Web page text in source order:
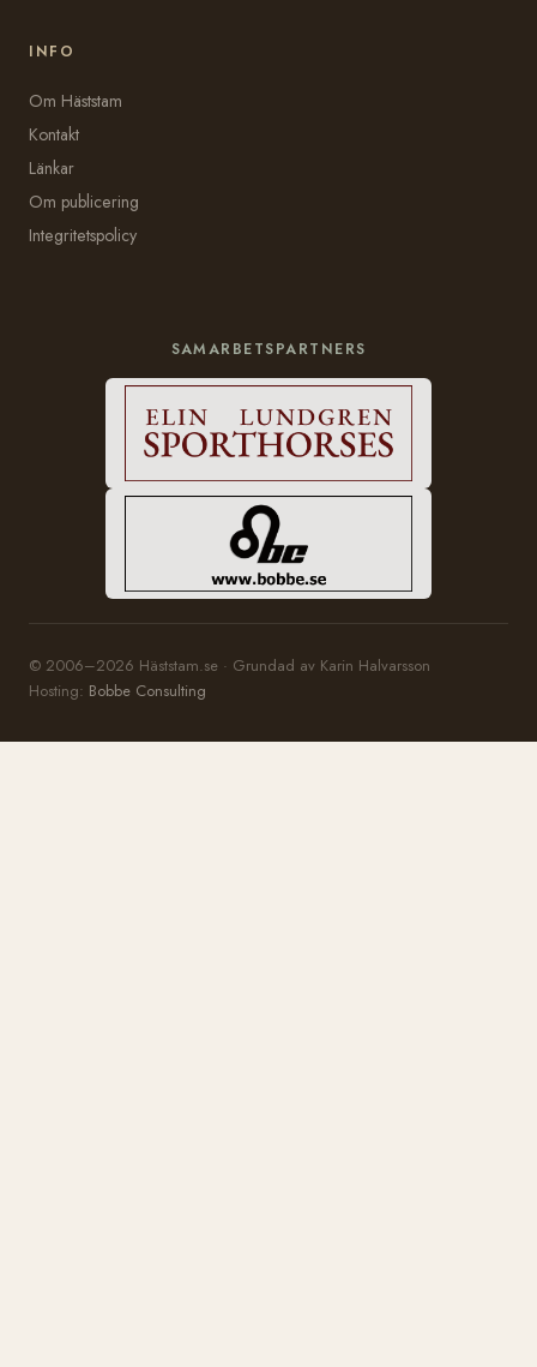
INFO
Om Häststam
Kontakt
Länkar
Om publicering
Integritetspolicy
SAMARBETSPARTNERS
© 2006–2026 Häststam.se · Grundad av Karin Halvarsson
Hosting: Bobbe Consulting